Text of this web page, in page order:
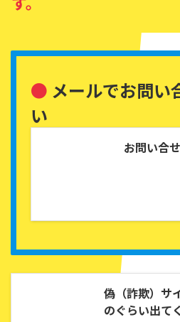
● メールでお問い
い
お問い合せ
偽（詐欺）サ
のぐらい出て